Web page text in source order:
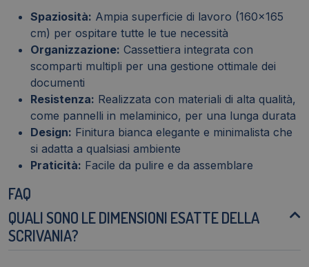
Spaziosità: Ampia superficie di lavoro (160x165
cm) per ospitare tutte le tue necessità
Organizzazione: Cassettiera integrata con
scomparti multipli per una gestione ottimale dei
documenti
Resistenza: Realizzata con materiali di alta qualità,
come pannelli in melaminico, per una lunga durata
Design: Finitura bianca elegante e minimalista che
si adatta a qualsiasi ambiente
Praticità: Facile da pulire e da assemblare
FAQ
QUALI SONO LE DIMENSIONI ESATTE DELLA
SCRIVANIA?